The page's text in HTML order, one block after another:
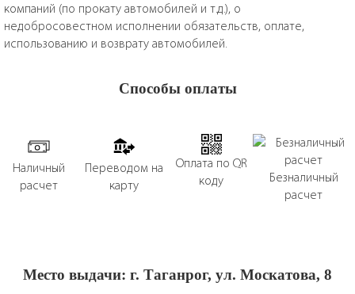
компаний (по прокату автомобилей и т.д.), о
недобросовестном исполнении обязательств, оплате,
использованию и возврату автомобилей.
Способы оплаты
Наличный
расчет
Переводом на
карту
Оплата по QR
коду
Безналичный
расчет
Место выдачи: г. Таганрог, ул. Москатова, 8